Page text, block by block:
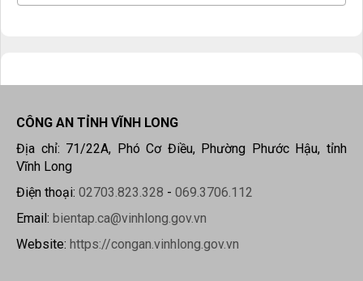
CÔNG AN TỈNH VĨNH LONG
Địa chỉ: 71/22A, Phó Cơ Điều, Phường Phước Hậu, tỉnh
Vĩnh Long
Điện thoại: 02703.823.328 - 069.3706.112
Email: bientap.ca@vinhlong.gov.vn
Website: https://congan.vinhlong.gov.vn